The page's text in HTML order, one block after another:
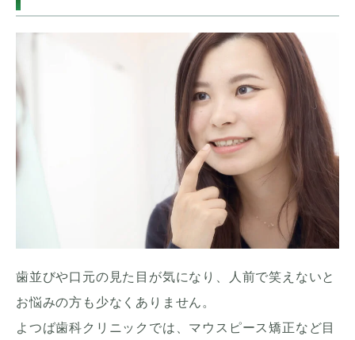
歯並びや口元の見た目が気になり、人前で笑えないと
お悩みの方も少なくありません。
よつば歯科クリニックでは、マウスピース矯正など目